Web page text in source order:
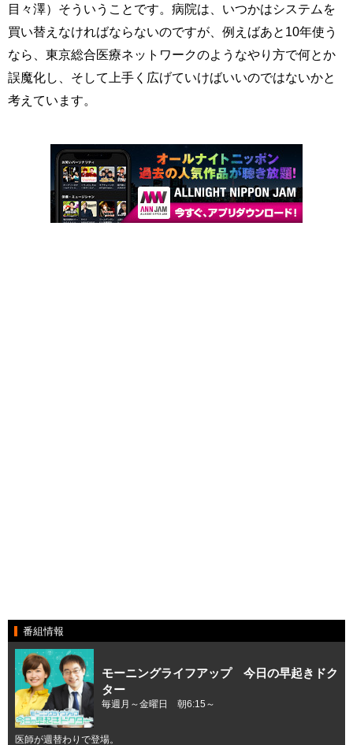
目々澤）そういうことです。病院は、いつかはシステムを
買い替えなければならないのですが、例えばあと10年使う
なら、東京総合医療ネットワークのようなやり方で何とか
誤魔化し、そして上手く広げていけばいいのではないかと
考えています。
番組情報
モーニングライフアップ 今日の早起きドク
ター
毎週月～金曜日 朝6:15～
医師が週替わりで登場。